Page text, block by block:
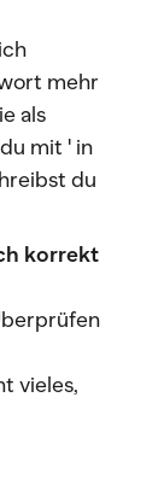
mehr
als
mit ' in
du
korrekt
vieles,